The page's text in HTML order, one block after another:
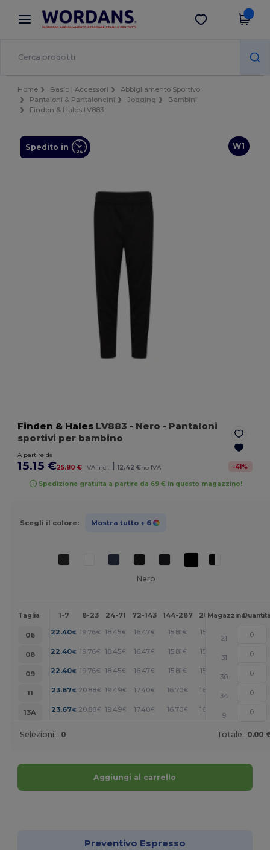
× App Wordans
Prezzi migliori sull'app!
Scarica app
Home Basic | Accessori
Abbigliamento Sportivo
Pantaloni & Pantaloncini
Jogging
Bambini
Finden & Hales LV883
W1
Spedito in
Finden & Hales LV883 - Nero - Pantaloni
sportivi per bambino
A partire da
15.15 €25.80 € IVA incl. | 12.42 €no IVA -41%
Spedizione gratuita a partire da 69 € in questo magazzino!
Scegli il colore: Mostra tutto + 6
Nero
Taglia 1-7 8-23 24-71 72-143 144-287 288 + Altri
Magazzino
06 22.40€ 19.76€ 18.45€ 16.47€ 15.81 € 15.15
21
08
22.40€ 19.76€ 18.45€ 16.47€ 15.81 € 15.15
31
09
22.40€ 19.76€ 18.45€ 16.47€ 15.81 € 15.15
30
11
23.67€ 20.88€ 19.49€ 17.40€ 16.70€ 16.01
34
13A
23.67€ 20.88€ 19.49€ 17.40€ 16.70€ 16.01
9
Selezioni: 0 Totale: 0.00
Aggiungi al carrello
Preventivo Espresso